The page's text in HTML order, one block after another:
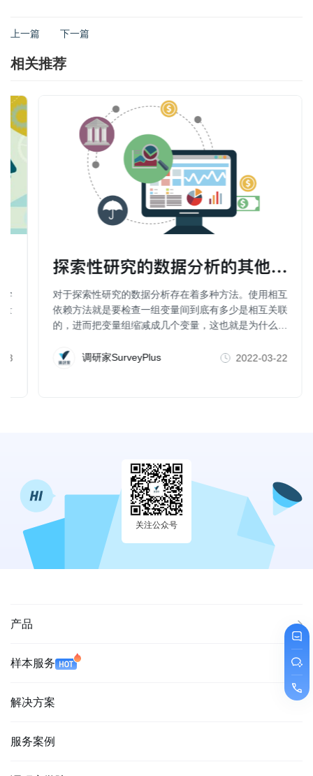
上一篇 下一篇
相关推荐
学
量
探索性研究的数据分析的其他方法（
对于探索性研究的数据分析存在着多种方法。使用相互
依赖方法就是要检查一组变量间到底有多少是相互关联
的，进而把变量组缩减成几个变量，这也就是为什么一
化方法。调研家SurveyPlus 2022-03-22
关注公众号
产品
样本服务
解决方案
服务案例